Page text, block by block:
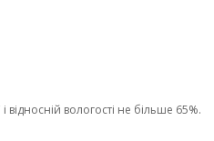
вологості не більше 65%.